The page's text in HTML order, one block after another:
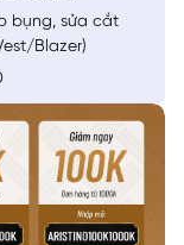
bụng, sửa cắt
Blazer)